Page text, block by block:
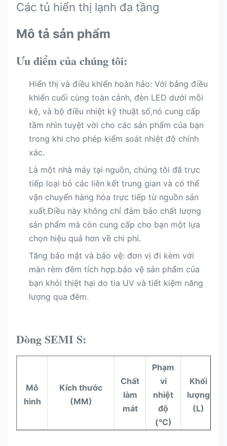
Các tủ hiển thị lạnh đa tầng
Mô tả sản phẩm
Ưu điểm của chúng tôi:
Hiển thị và điều khiển hoàn hảo: Với bảng điều
khiển cuối cùng toàn cảnh, đèn LED dưới mỗi
kệ, và bộ điều nhiệt kỹ thuật số,nó cung cấp
tầm nhìn tuyệt vời cho các sản phẩm của bạn
trong khi cho phép kiểm soát nhiệt độ chính
xác.
Là một nhà máy tại nguồn, chúng tôi đã trực
tiếp loại bỏ các liên kết trung gian và có thể
vận chuyển hàng hóa trực tiếp từ nguồn sản
xuất.Điều này không chỉ đảm bảo chất lượng
sản phẩm mà còn cung cấp cho bạn một lựa
chọn hiệu quả hơn về chi phí.
Tăng bảo mật và bảo vệ: đơn vị đi kèm với
màn rèm đêm tích hợp.bảo vệ sản phẩm của
bạn khỏi thiệt hại do tia UV và tiết kiệm năng
lượng qua đêm.
Dòng SEMI S:
Mô
hình
Kích thước
(MM)
Chất
làm
mát
Phạm
vi
nhiệt
độ
(°C)
Khối
lượng
(L)